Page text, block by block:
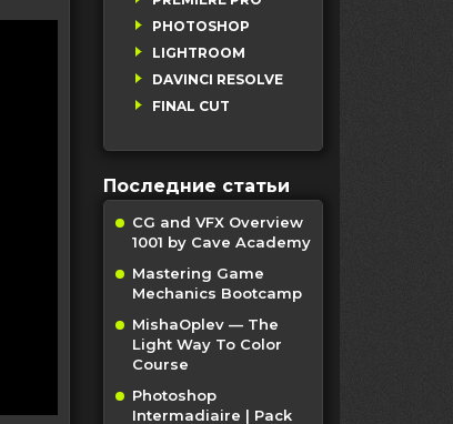
PHOTOSHOP
LIGHTROOM
DAVINCI RESOLVE
FINAL CUT
Последние статьи
CG and VFX Overview
1001 by Cave Academy
Mastering Game
Mechanics Bootcamp
MishaOplev — The
Light Way To Color
Course
Photoshop
Intermadiaire | Pack